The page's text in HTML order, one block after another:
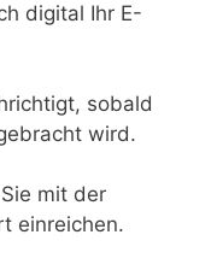
digital Ihr E-
sobald
wird.
mit der
einreichen.